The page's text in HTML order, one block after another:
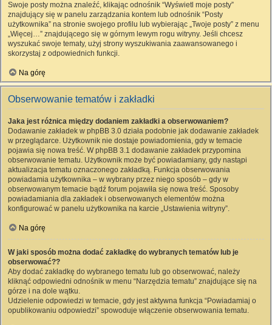
Swoje posty można znaleźć, klikając odnośnik “Wyświetl moje posty”
znajdujący się w panelu zarządzania kontem lub odnośnik “Posty
użytkownika” na stronie swojego profilu lub wybierając „Twoje posty” z menu
„Więcej…” znajdującego się w górnym lewym rogu witryny. Jeśli chcesz
wyszukać swoje tematy, użyj strony wyszukiwania zaawansowanego i
skorzystaj z odpowiednich funkcji.
Na górę
Obserwowanie tematów i zakładki
Jaka jest różnica między dodaniem zakładki a obserwowaniem?
Dodawanie zakładek w phpBB 3.0 działa podobnie jak dodawanie zakładek
w przeglądarce. Użytkownik nie dostaje powiadomienia, gdy w temacie
pojawia się nowa treść. W phpBB 3.1 dodawanie zakładek przypomina
obserwowanie tematu. Użytkownik może być powiadamiany, gdy nastąpi
aktualizacja tematu oznaczonego zakładką. Funkcja obserwowania
powiadamia użytkownika – w wybrany przez niego sposób – gdy w
obserwowanym temacie bądź forum pojawiła się nowa treść. Sposoby
powiadamiania dla zakładek i obserwowanych elementów można
konfigurować w panelu użytkownika na karcie „Ustawienia witryny”.
Na górę
W jaki sposób można dodać zakładkę do wybranych tematów lub je
obserwować??
Aby dodać zakładkę do wybranego tematu lub go obserwować, należy
kliknąć odpowiedni odnośnik w menu “Narzędzia tematu” znajdujące się na
górze i na dole wątku.
Udzielenie odpowiedzi w temacie, gdy jest aktywna funkcja “Powiadamiaj o
opublikowaniu odpowiedzi” spowoduje włączenie obserwowania tematu.